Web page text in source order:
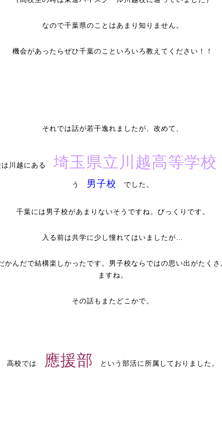
なので千葉県のことはあまり知りません。
機会があったらぜひ千葉のこといろいろ教えてください！！
それでは話が若干逸れましたが、改めて、
は川越にある 埼玉県立川越高等学校
う 男子校 でした。
千葉には男子校があまりないそうですね。びっくりです。
入る前は共学に少し憧れてはいましたが…
かんだで結構楽しかったです。男子校ならではの思い出がたく
ますね。
その話もまたどこかで。
高校では 應援部 という部活に所属しておりました。